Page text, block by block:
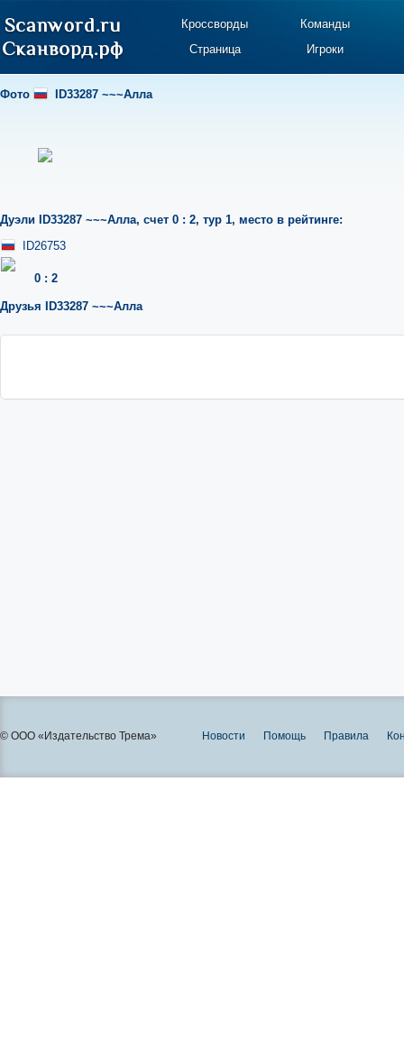
Кроссворды
Команды
Страница
Игроки
Фото ID33287 ~~~Алла
Дуэли ID33287 ~~~Алла, счет 0 : 2, тур 1, место в рейтинге:
ID26753
0 : 2
Друзья ID33287 ~~~Алла
© ООО «Издательство Трема» Новости Помощь Правила